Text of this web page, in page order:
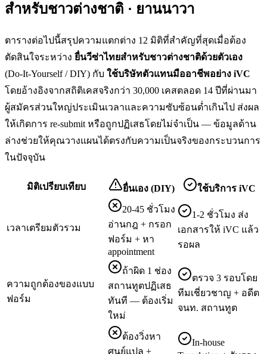
สำหรับชาวต่างชาติ · ยานนาวา
ตารางต่อไปนี้สรุปความแตกต่าง 12 มิติที่สำคัญที่สุดเมื่อต้อง
ตัดสินใจระหว่าง ยื่นวีซ่าไทยสำหรับชาวต่างชาติด้วยตัวเอง
(Do-It-Yourself / DIY) กับ ใช้บริษัทตัวแทนมืออาชีพอย่าง iVC
โดยอ้างอิงจากสถิติเคสจริงกว่า 30,000 เคสตลอด 14 ปีที่ผ่านมา
ผู้สมัครส่วนใหญ่ประเมินเวลาและความซับซ้อนต่ำเกินไป ส่งผล
ให้เกิดการ re-submit หรือถูกปฏิเสธโดยไม่จำเป็น — ข้อมูลด้าน
ล่างช่วยให้คุณวางแผนได้ตรงกับความเป็นจริงของกระบวนการ
ในปัจจุบัน
มิติเปรียบเทียบ ยื่นเอง (DIY) ใช้บริการ iVC
เวลาเตรียมตัวรวม
20-45 ชั่วโมง
อ่านกฎ + กรอก
ฟอร์ม + หา
appointment
1-2 ชั่วโมง ส่ง
เอกสารให้ iVC แล้ว
รอผล
ความถูกต้องของแบบ
ฟอร์ม
ถ้าผิด 1 ช่อง
สถานทูตปฏิเสธ
ทันที — ต้องเริ่ม
ใหม่
ตรวจ 3 รอบโดย
ทีมเชี่ยวชาญ + อดีต
จนท. สถานทูต
ต้องวิ่งหา
ศูนย์แปล +
In-house